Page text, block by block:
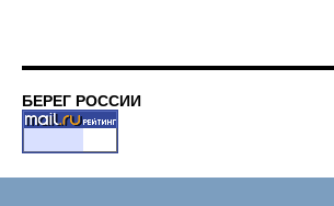
БЕРЕГ РОССИИ